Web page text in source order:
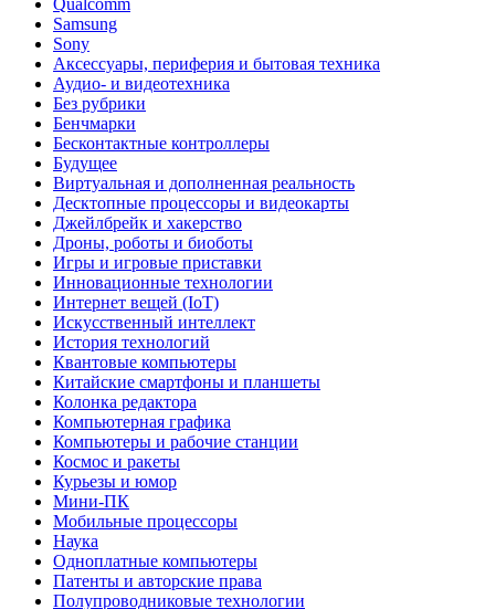
Samsung
Sony
Аксессуары, периферия и бытовая техника
Аудио- и видеотехника
Без рубрики
Бенчмарки
Бесконтактные контроллеры
Будущее
Виртуальная и дополненная реальность
Десктопные процессоры и видеокарты
Джейлбрейк и хакерство
Дроны, роботы и биоботы
Игры и игровые приставки
Инновационные технологии
Интернет вещей (IoT)
Искусственный интеллект
История технологий
Квантовые компьютеры
Китайские смартфоны и планшеты
Колонка редактора
Компьютерная графика
Компьютеры и рабочие станции
Космос и ракеты
Курьезы и юмор
Мини-ПК
Мобильные процессоры
Наука
Одноплатные компьютеры
Патенты и авторские права
Полупроводниковые технологии